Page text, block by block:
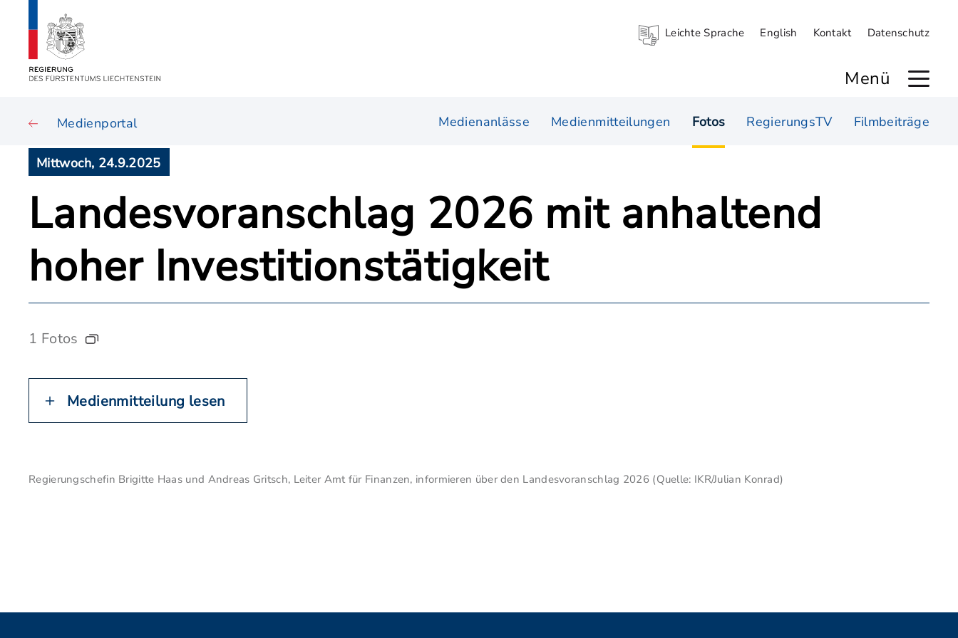
Leichte Sprache English Kontakt Datenschutz
Menü
Medienportal Medienanlässe Medienmitteilungen Fotos RegierungsTV Filmbeiträge
Mittwoch, 24.9.2025
Landesvoranschlag 2026 mit anhaltend
hoher Investitionstätigkeit
1 Fotos
Medienmitteilung lesen
Regierungschefin Brigitte Haas und Andreas Gritsch, Leiter Amt für Finanzen, informieren über den Landesvoranschlag 2026 (Quelle: IKR/Julian Konrad)